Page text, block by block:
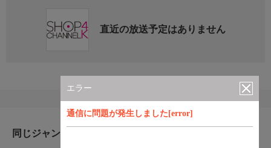
エラー
通信に問題が発生しました[error]
直近の放送予定はありません
同じジャンルのおすすめ番組